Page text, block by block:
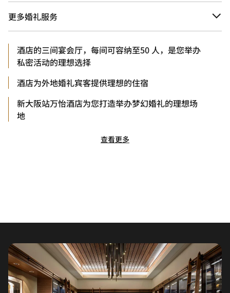
更多婚礼服务
酒店的三间宴会厅，每间可容纳至50 人，是您举办
私密活动的理想选择
酒店为外地婚礼宾客提供理想的住宿
新大阪站万怡酒店为您打造举办梦幻婚礼的理想场
地
查看更多